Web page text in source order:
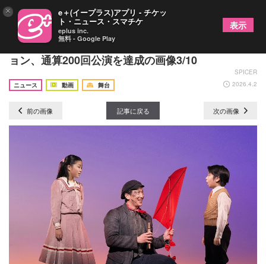
ミュージカル『メリー・ポピンズ』日本プロダクシ
ョン、通算200回公演を達成の画像3/10
SPICER
ニュース
動画 舞台 2026.4.2
前の画像 記事に戻る 次の画像
× e＋(イープラス)アプリ - チケッ
ト・ニュース・スマチケ
eplus inc.
無料 - Google Play
表示